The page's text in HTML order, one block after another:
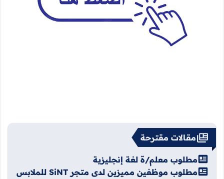
مقالات مقترحة
مطلوب معلم/ة لغة إنجليزية
مطلوب موظفين مميزين لدى متجر SiNT للملابس